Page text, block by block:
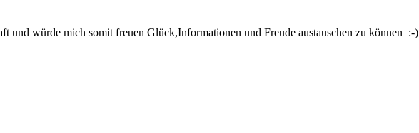
und würde mich somit freuen Glück,Informationen und Freude austauschen zu können :-)